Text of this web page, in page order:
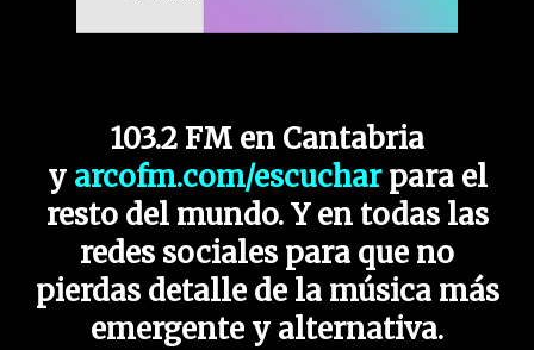
103.2 FM en Cantabria
y arcofm.com/escuchar para el
resto del mundo. Y en todas las
redes sociales para que no
pierdas detalle de la música más
emergente y alternativa.